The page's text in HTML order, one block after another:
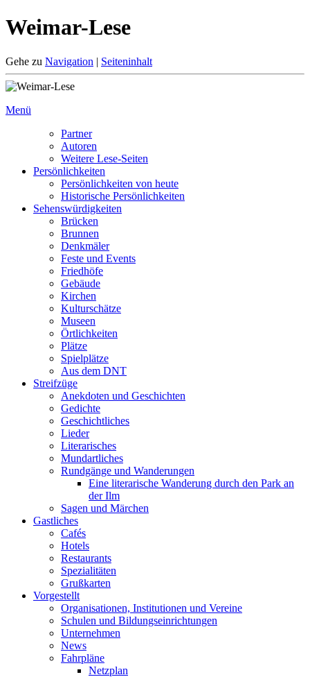
Weimar-Lese
Gehe zu Navigation | Seiteninhalt
Menü
Partner
Autoren
Weitere Lese-Seiten
Persönlichkeiten
Persönlichkeiten von heute
Historische Persönlichkeiten
Sehenswürdigkeiten
Brücken
Brunnen
Denkmäler
Feste und Events
Friedhöfe
Gebäude
Kirchen
Kulturschätze
Museen
Örtlichkeiten
Plätze
Spielplätze
Aus dem DNT
Streifzüge
Anekdoten und Geschichten
Gedichte
Geschichtliches
Lieder
Literarisches
Mundartliches
Rundgänge und Wanderungen
Eine literarische Wanderung durch den Park an
der Ilm
Sagen und Märchen
Gastliches
Cafés
Hotels
Restaurants
Spezialitäten
Grußkarten
Vorgestellt
Organisationen, Institutionen und Vereine
Schulen und Bildungseinrichtungen
Unternehmen
News
Fahrpläne
Netzplan